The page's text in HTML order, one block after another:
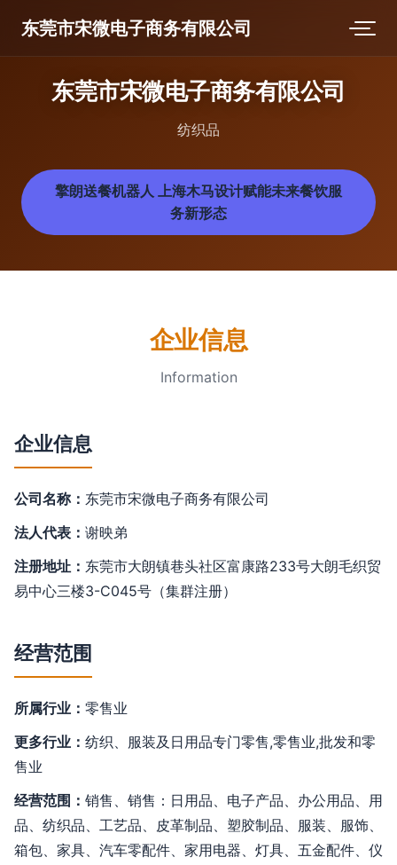
东莞市宋微电子商务有限公司
东莞市宋微电子商务有限公司
纺织品
擎朗送餐机器人 上海木马设计赋能未来餐饮服
务新形态
企业信息
Information
企业信息
公司名称： 东莞市宋微电子商务有限公司
法人代表： 谢映弟
注册地址： 东莞市大朗镇巷头社区富康路233号大朗毛织贸
易中心三楼3-C045号（集群注册）
经营范围
所属行业： 零售业
更多行业： 纺织、服装及日用品专门零售,零售业,批发和零
售业
经营范围： 销售、销售：日用品、电子产品、办公用品、用
品、纺织品、工艺品、皮革制品、塑胶制品、服装、服饰、
箱包、家具、汽车零配件、家用电器、灯具、五金配件、仪